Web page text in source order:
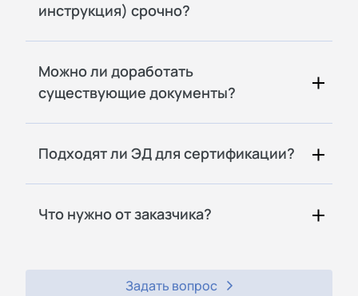
инструкция) срочно?
Можно ли доработать
существующие документы?
Подходят ли ЭД для сертификации?
Что нужно от заказчика?
Задать вопрос